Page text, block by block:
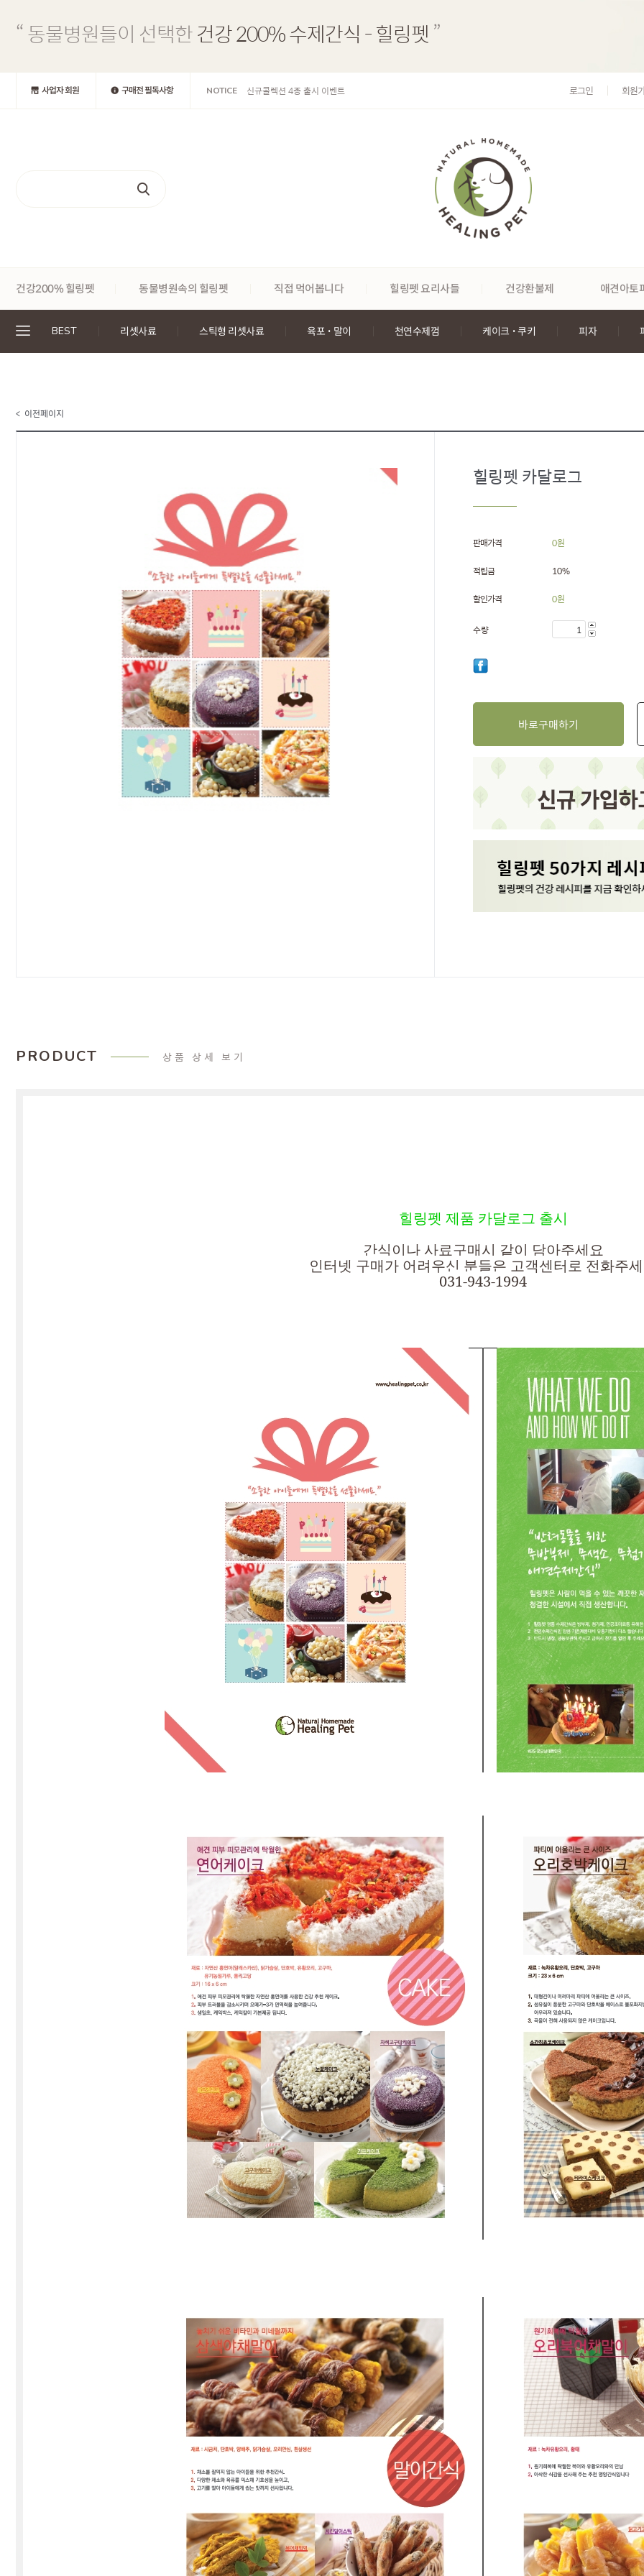
“ 동물병원들이 선택한건강 200% 수제간식 - 힐링펫 ”
사업자 회원 구매전 필독사항 NOTICE 이달의 간식 로그인 회원
건강200% 힐링펫 동물병원속의 힐링펫 직접 먹어봅니다 힐링펫 요리사들 건강환불제 애견아토
BEST 리셋사료 스틱형 리셋사료 육포 · 말이 천연수제껌 케이크 · 쿠키 피자
< 이전페이지
힐링펫 카달로그
판매가격 0원
적립금 10%
할인가격 0원
수량
바로구매하기
PRODUCT 상품 상세 보기
힐링펫 제품 카달로그 출시
간식이나 사료구매시 같이 담아주세요
인터넷 구매가 어려우신 분들은 고객센터로 전화주
031-943-1994